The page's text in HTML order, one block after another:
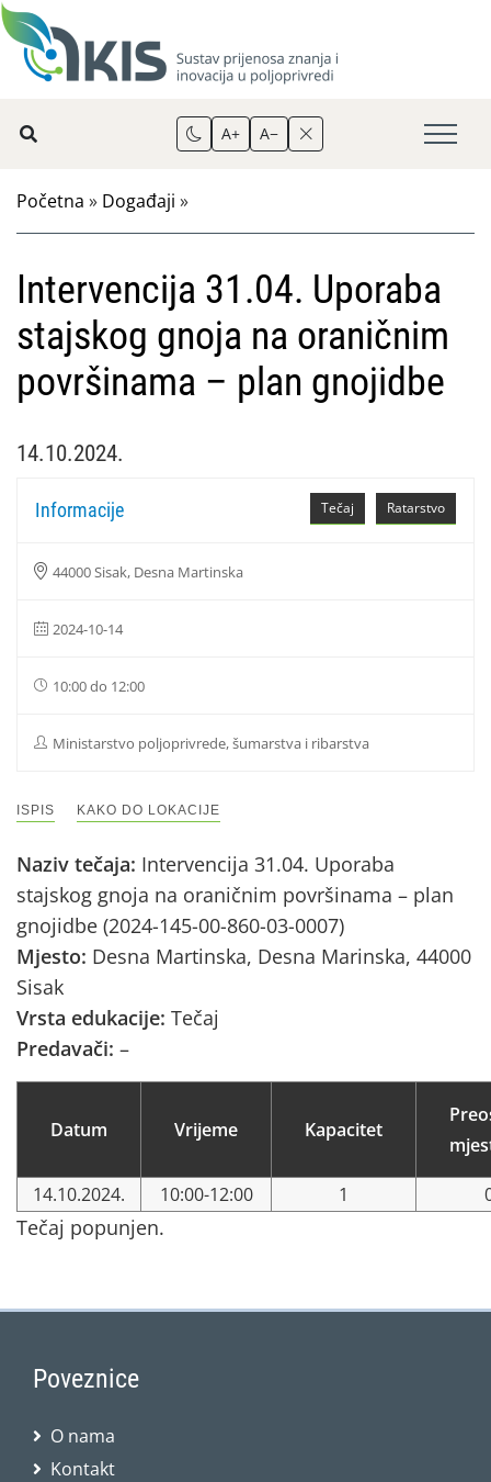
A+ A−
Početna » Događaji »
Intervencija 31.04. Uporaba
stajskog gnoja na oraničnim
površinama – plan gnojidbe
14.10.2024.
Ratarstvo
Tečaj
Informacije
44000 Sisak, Desna Martinska
2024-10-14
10:00 do 12:00
Ministarstvo poljoprivrede, šumarstva i ribarstva
ISPIS KAKO DO LOKACIJE
Naziv tečaja: Intervencija 31.04. Uporaba
stajskog gnoja na oraničnim površinama – plan
gnojidbe (2024-145-00-860-03-0007)
Mjesto: Desna Martinska, Desna Marinska, 44000
Sisak
Vrsta edukacije: Tečaj
Predavači: –
Datum Vrijeme Kapacitet
14.10.2024. 10:00-12:00 1
Tečaj popunjen.
Poveznice
O nama
Kontakt